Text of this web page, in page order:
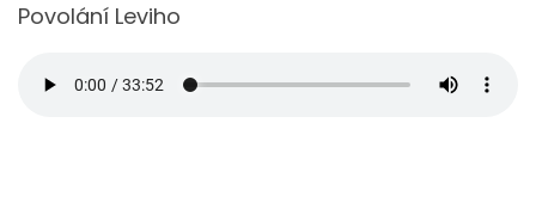
Povolání Leviho